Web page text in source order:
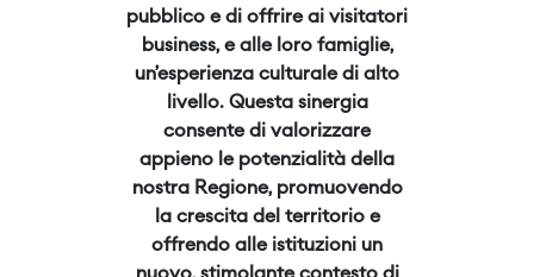
pubblico e di offrire ai visitatori
business, e alle loro famiglie,
un’esperienza culturale di alto
livello. Questa sinergia
consente di valorizzare
appieno le potenzialità della
nostra Regione, promuovendo
la crescita del territorio e
offrendo alle istituzioni un